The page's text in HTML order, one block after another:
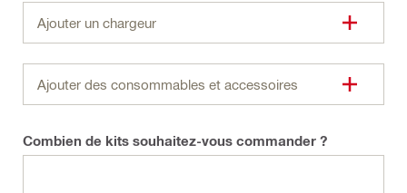
Ajouter un chargeur
Ajouter des consommables et accessoires
Combien de kits souhaitez-vous commander ?